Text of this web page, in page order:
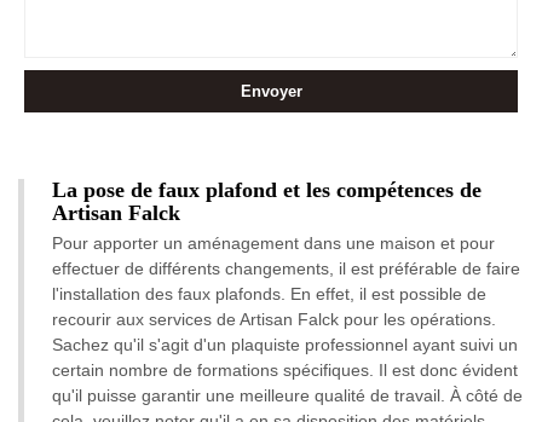
La pose de faux plafond et les compétences de
Artisan Falck
Pour apporter un aménagement dans une maison et pour
effectuer de différents changements, il est préférable de faire
l'installation des faux plafonds. En effet, il est possible de
recourir aux services de Artisan Falck pour les opérations.
Sachez qu'il s'agit d'un plaquiste professionnel ayant suivi un
certain nombre de formations spécifiques. Il est donc évident
qu'il puisse garantir une meilleure qualité de travail. À côté de